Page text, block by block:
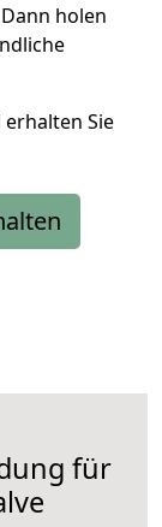
Dann holen
erhalten Sie
für